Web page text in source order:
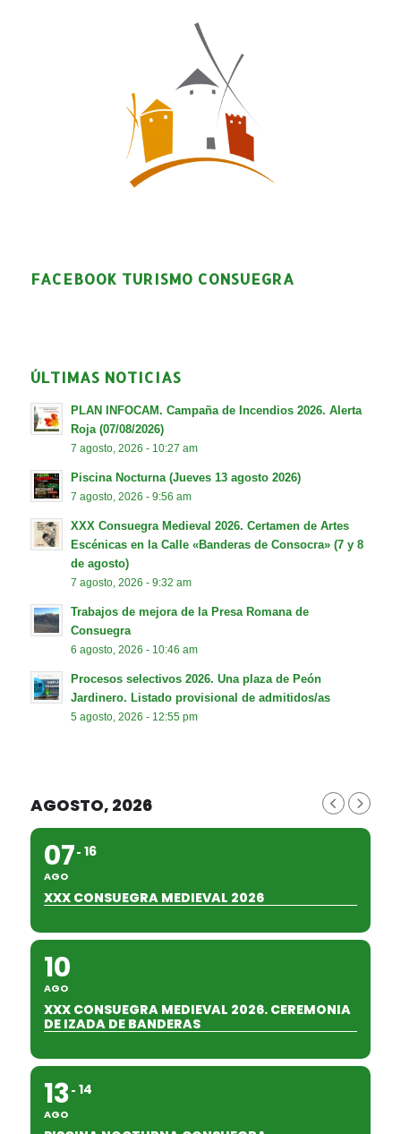
FACEBOOK TURISMO CONSUEGRA
ÚLTIMAS NOTICIAS
PLAN INFOCAM. Campaña de Incendios 2026. Alerta
Roja (07/08/2026)
7 agosto, 2026 - 10:27 am
Piscina Nocturna (Jueves 13 agosto 2026)
7 agosto, 2026 - 9:56 am
XXX Consuegra Medieval 2026. Certamen de Artes
Escénicas en la Calle «Banderas de Consocra» (7 y 8
de agosto)
7 agosto, 2026 - 9:32 am
Trabajos de mejora de la Presa Romana de
Consuegra
6 agosto, 2026 - 10:46 am
Procesos selectivos 2026. Una plaza de Peón
Jardinero. Listado provisional de admitidos/as
5 agosto, 2026 - 12:55 pm
AGOSTO, 2026
07
AGO
16
XXX CONSUEGRA MEDIEVAL 2026
10
AGO
XXX CONSUEGRA MEDIEVAL 2026. CEREMONIA
DE IZADA DE BANDERAS
13
AGO
14